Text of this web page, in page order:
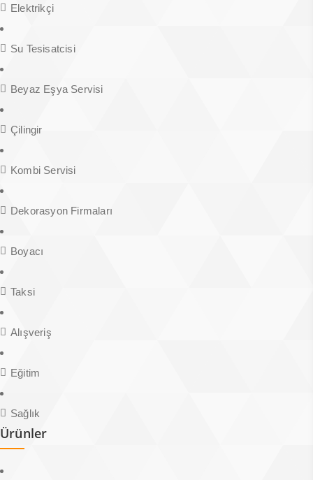
Elektrikçi
Su Tesisatcisi
Beyaz Eşya Servisi
Çilingir
Kombi Servisi
Dekorasyon Firmaları
Boyacı
Taksi
Alışveriş
Eğitim
Sağlık
Ürünler